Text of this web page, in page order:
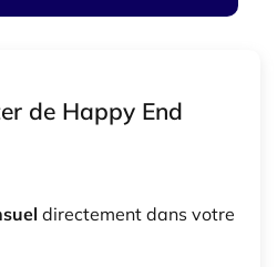
de Happy End
directement dans votre